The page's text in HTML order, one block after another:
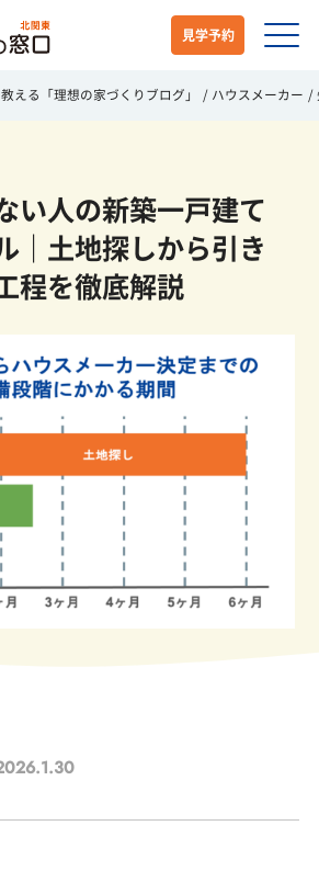
見学予約
える「理想の家づくりブログ」 ハウスメーカー
い人の新築一戸建て
｜土地探しから引き
程を徹底解説